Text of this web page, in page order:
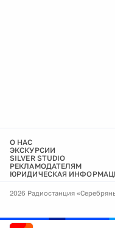
О НАС
ЭКСКУРСИИ
SILVER STUDIO
РЕКЛАМОДАТЕЛЯМ
ЮРИДИЧЕСКАЯ
2026 Радиостанция